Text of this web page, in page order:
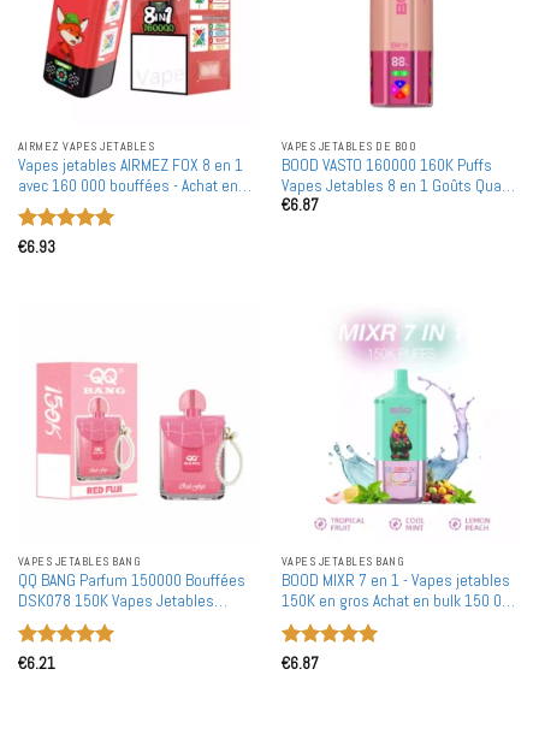
AIRMEZ VAPES JETABLES
Vapes jetables AIRMEZ FOX 8 en 1
avec 160 000 bouffées - Achat en
gros par lots : 160K, capacité de 60
ml, boîte d'affichage avec coil en
maille
Note
€6.93
VAPES JETABLES DE BOO
BOOD VASTO 160000 160K Puffs
Vapes Jetables 8 en 1 Goûts Quad
Mesh Coil Achat en Gros en Vrac
€6.87
VAPES JETABLES BANG
QQ BANG Parfum 150000 Bouffées
DSK078 150K Vapes Jetables
Cristal en Gros Double Maille
Bobine Achat en Gros
Note
€6.21
VAPES JETABLES BANG
BOOD MIXR 7 en 1 - Vapes jetables
150K en gros Achat en bulk 150 000
bouffées Triple réservoir Double
bobine maillée Changement de
saveur
Note
€6.87